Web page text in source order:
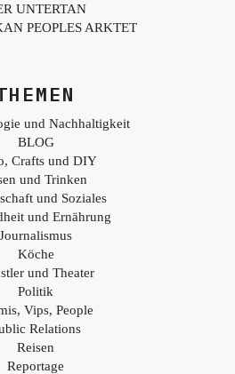
UNTERTAN
PEOPLES ARKTET
und Nachhaltigkeit
BLOG
Crafts und DIY
und Trinken
und Soziales
und Ernährung
Journalismus
Köche
und Theater
Politik
Vips, People
Relations
Reisen
Reportage